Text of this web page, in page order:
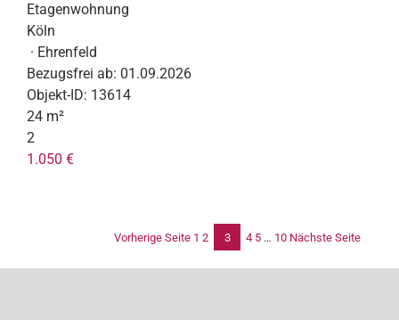
Etagenwohnung
Köln
· Ehrenfeld
Bezugsfrei ab: 01.09.2026
Objekt-ID: 13614
24 m²
2
1.050 €
Vorherige Seite 1 2 3 4 5 … 10 Nächste Seite